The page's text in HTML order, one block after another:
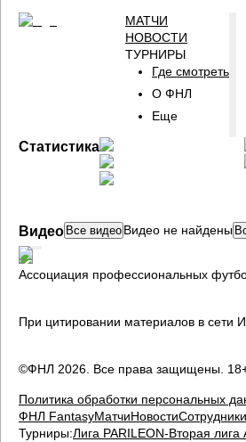
МАТЧИ
НОВОСТИ
ТУРНИРЫ
Где смотреть
О ФНЛ
Еще
ГЛАВНАЯ
СТРАНИЦА
Статистика
Видео Все видео Видео не найдены
Ассоциация профессиональных
При цитировании материалов в сети
©ФНЛ 2026. Все права защищены.
Политика обработки персональных
ФНЛ FantasyМатчиНовостиСотрудники
Турниры:Лига PARILEON-Вторая лига